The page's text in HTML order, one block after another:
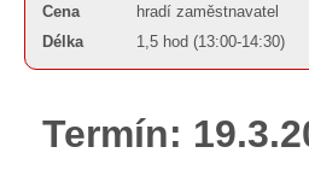
Cena
hradí zaměstnavatel
Délka
1,5 hod (13:00-14:30)
Termín: